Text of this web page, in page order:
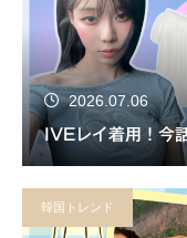
2026.07.06
IVEレイ着用！今
韓国トレンド